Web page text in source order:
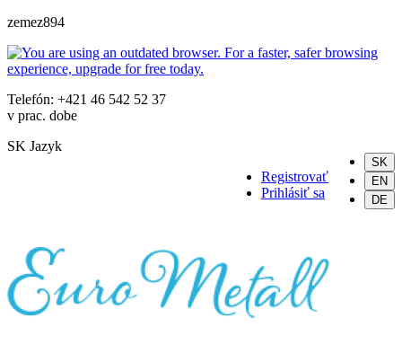
zemez894
Telefón: +421 46 542 52 37
v prac. dobe
SK Jazyk
SK
EN
DE
Registrovať
Prihlásiť sa